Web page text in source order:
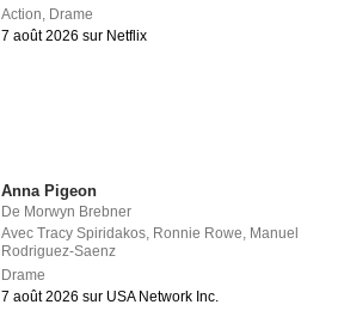
Action, Drame
7 août 2026 sur Netflix
Anna Pigeon
De Morwyn Brebner
AvecTracy Spiridakos, Ronnie Rowe, Manuel
Rodriguez-Saenz
Drame
7 août 2026 sur USA Network Inc.